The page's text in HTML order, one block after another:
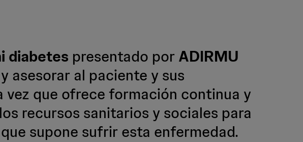
diabetes presentado por ADIRMU
asesorar al paciente y sus
vez que ofrece formación continua y
recursos sanitarios y sociales para
supone sufrir esta enfermedad.